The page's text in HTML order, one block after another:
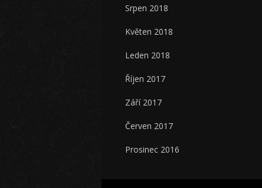
Srpen 2018
Květen 2018
Leden 2018
Říjen 2017
Září 2017
Červen 2017
Prosinec 2016